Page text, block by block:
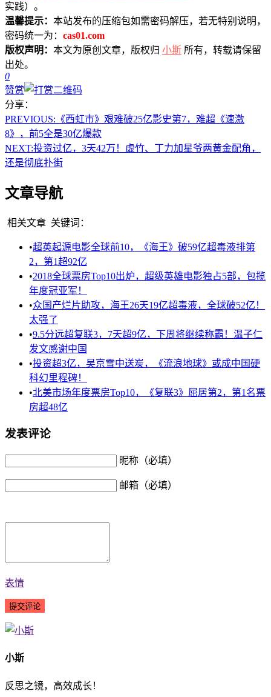
实践）。
温馨提示： 本站发布的压缩包如需密码解压，若无特别说明，
密码统一为： cas01.com
版权声明： 本文为原创文章，版权归 小斯 所有，转载请保留
出处。
0
赞赏
分享：
PREVIOUS: 《西虹市》艰难破25亿影史第7，难超《速激
8》，前5全是30亿爆款
NEXT:投资过亿，3天42万！虚竹、丁力加星爷两黄金配角，
还是彻底扑街
文章导航
相关文章 关键词：
•超英起源电影全球前10，《海王》破59亿超毒液排第
2，第1超92亿
•2018全球票房Top10出炉，超级英雄电影独占5部，包揽
年度冠亚军！
•众国产烂片助攻，海王26天19亿超毒液，全球破52亿！
太强了
•9.5分远超复联3，7天超9亿，下周将继续称霸！温子仁
发文感谢中国
•投资超3亿，吴京雪中送炭，《流浪地球》或成中国硬
科幻里程碑！
•北美市场年度票房Top10，《复联3》屈居第2，第1名票
房超48亿
发表评论
昵称（必填）
邮箱（必填）
表情
小斯
反思之镜，高效成长！